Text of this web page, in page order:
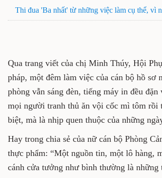
Thi đua 'Ba nhất' từ những việc làm cụ thể, vì
Qua trang viết của chị Minh Thúy, Hội
pháp, một đêm làm việc của cán bộ hồ sơ
phòng vẫn sáng đèn, tiếng máy in đều
mọi người tranh thủ ăn vội cốc mì tôm rồi
biệt, mà là nhịp quen thuộc của những
Hay trong chia sẻ của nữ cán bộ Phòng
thực phẩm: “Một nguồn tin, một lô hàng,
cánh cửa tưởng như bình thường là